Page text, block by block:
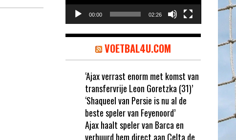
00:00 02:26
VOETBAL4U.COM
‘Ajax verrast enorm met komst van
transfervrije Leon Goretzka (31)’
‘Shaqueel van Persie is nu al de
beste speler van Feyenoord’
Ajax haalt speler van Barca en
verhuurd hem direct aan Celta de